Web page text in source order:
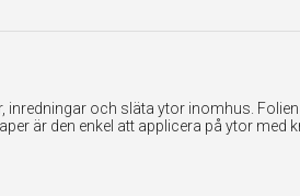
och släta ytor inomhus.
är den enkel att applicera på ytor med